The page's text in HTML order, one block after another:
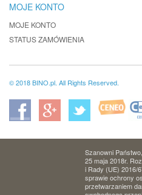
MOJE KONTO
MOJE KONTO
STATUS ZAMÓWIENIA
© 2018 BINO.pl. All Rights Reserved.
Szanowni
25 maja 2018r.
i Rady (UE) 2016/
sprawie ochrony
przetwarzaniem